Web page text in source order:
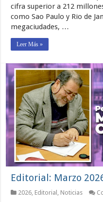
cifra superior a 212
como Sao Paulo y Rio de
megaciudades, …
Leer Más »
Editorial: Marzo
2026, Editorial , Noticias